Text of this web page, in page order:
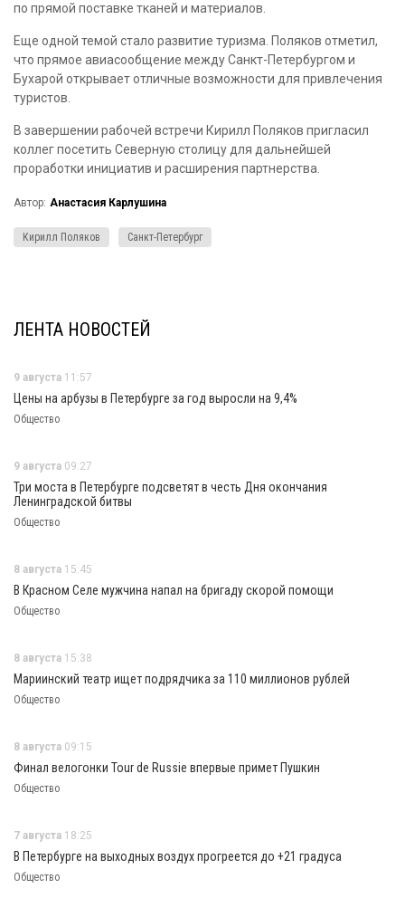
по прямой поставке тканей и материалов.
Еще одной темой стало развитие туризма. Поляков отметил,
что прямое авиасообщение между Санкт-Петербургом и
Бухарой открывает отличные возможности для привлечения
туристов.
В завершении рабочей встречи Кирилл Поляков пригласил
коллег посетить Северную столицу для дальнейшей
проработки инициатив и расширения партнерства.
Автор: Анастасия Карлушина
Кирилл Поляков Санкт-Петербург
ЛЕНТА НОВОСТЕЙ
9 августа 11:57
Цены на арбузы в Петербурге за год выросли на 9,4%
Общество
9 августа 09:27
Три моста в Петербурге подсветят в честь Дня окончания
Ленинградской битвы
Общество
8 августа 15:45
В Красном Селе мужчина напал на бригаду скорой помощи
Общество
8 августа 15:38
Мариинский театр ищет подрядчика за 110 миллионов рублей
Общество
8 августа 09:15
Финал велогонки Tour de Russie впервые примет Пушкин
Общество
7 августа 18:25
В Петербурге на выходных воздух прогреется до +21 градуса
Общество